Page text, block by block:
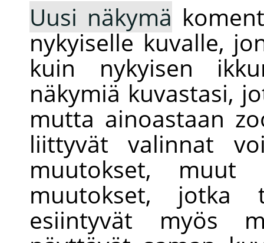
Uusi näkymä
nykyiselle kuvalle,
kuin nykyisen
näkymiä kuvastasi,
mutta ainoastaan
liittyvät valinnat
muutokset, muut
muutokset, jotka
esiintyvät myös